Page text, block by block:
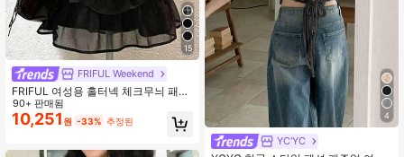
15
FRIFUL Weekend
FRIFUL 여성용 홀터넥 체크무늬 패브
릭 패치워크 퍼프 반팔 핏 허리 버튼
장식 스위트 스파이시 스타일 여름 티
셔츠 그래픽 티 귀여운 탑
90+ 판매됨
10,251 원 -33% 추정된
4
YC'YC